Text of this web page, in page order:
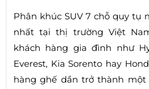
Phân khúc SUV 7 chỗ quy tụ
nhất tại thị trường Việt
khách hàng gia đình như
Everest, Kia Sorento hay
hàng ghế dần trở thành